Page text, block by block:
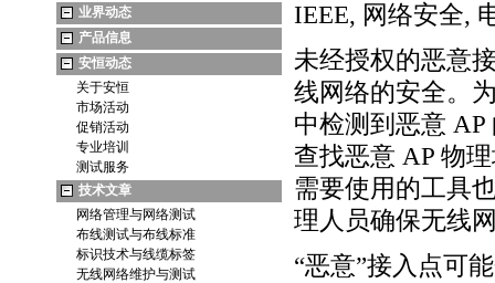
业界动态
产品信息
安恒动态
关于安恒
市场活动
促销活动
专业培训
测试服务
技术文章
网络管理与网络测试
布线测试与布线标准
标识技术与线缆标签
无线网络维护与测试
IEEE, 网络安全,
未经授权的恶意
线网络的安全。
中检测到恶意
查找恶意 AP 物
需要使用的工具
理人员确保无线
“恶意”接入点可